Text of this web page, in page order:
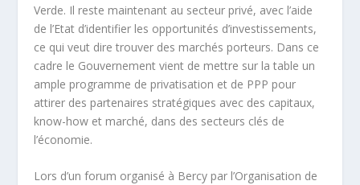
Verde. Il reste maintenant au secteur privé, avec l’aide
de l’Etat d’identifier les opportunités d’investissements,
ce qui veut dire trouver des marchés porteurs. Dans ce
cadre le Gouvernement vient de mettre sur la table un
ample programme de privatisation et de PPP pour
attirer des partenaires stratégiques avec des capitaux,
know-how et marché, dans des secteurs clés de
l’économie.
Lors d’un forum organisé à Bercy par l’Organisation de